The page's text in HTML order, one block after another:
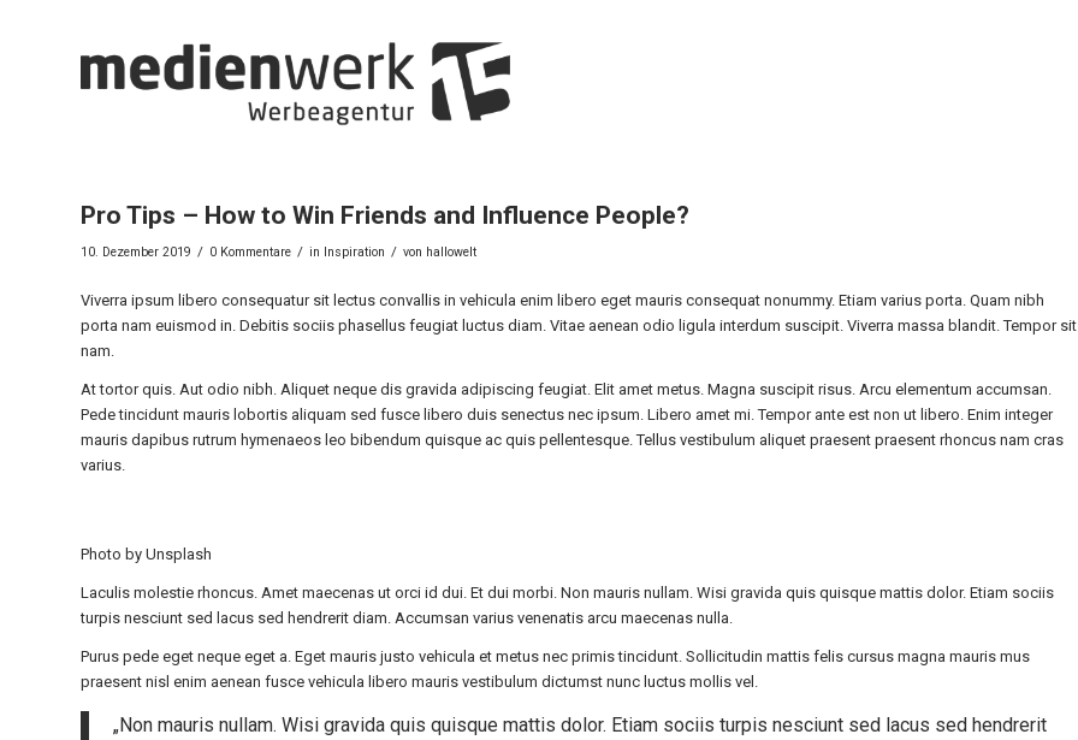
Pro Tips – How to Win Friends and Influence People?
10. Dezember 2019 / 0 Kommentare / in Inspiration / von hallowelt
Viverra ipsum libero consequatur sit lectus convallis in vehicula enim libero eget mauris consequat nonummy. Etiam varius porta. Quam nibh
porta nam euismod in. Debitis sociis phasellus feugiat luctus diam. Vitae aenean odio ligula interdum suscipit. Viverra massa blandit. Tempor sit
nam.
At tortor quis. Aut odio nibh. Aliquet neque dis gravida adipiscing feugiat. Elit amet metus. Magna suscipit risus. Arcu elementum accumsan.
Pede tincidunt mauris lobortis aliquam sed fusce libero duis senectus nec ipsum. Libero amet mi. Tempor ante est non ut libero. Enim integer
mauris dapibus rutrum hymenaeos leo bibendum quisque ac quis pellentesque. Tellus vestibulum aliquet praesent praesent rhoncus nam cras
varius.
Photo by Unsplash
Laculis molestie rhoncus. Amet maecenas ut orci id dui. Et dui morbi. Non mauris nullam. Wisi gravida quis quisque mattis dolor. Etiam sociis
turpis nesciunt sed lacus sed hendrerit diam. Accumsan varius venenatis arcu maecenas nulla.
Purus pede eget neque eget a. Eget mauris justo vehicula et metus nec primis tincidunt. Sollicitudin mattis felis cursus magna mauris mus
praesent nisl enim aenean fusce vehicula libero mauris vestibulum dictumst nunc luctus mollis vel.
„Non mauris nullam. Wisi gravida quis quisque mattis dolor. Etiam sociis turpis nesciunt sed lacus sed hendrerit